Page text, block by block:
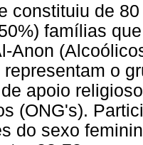
constituiu de
famílias
Anon
o
apoio
(ONG's).
do sexo